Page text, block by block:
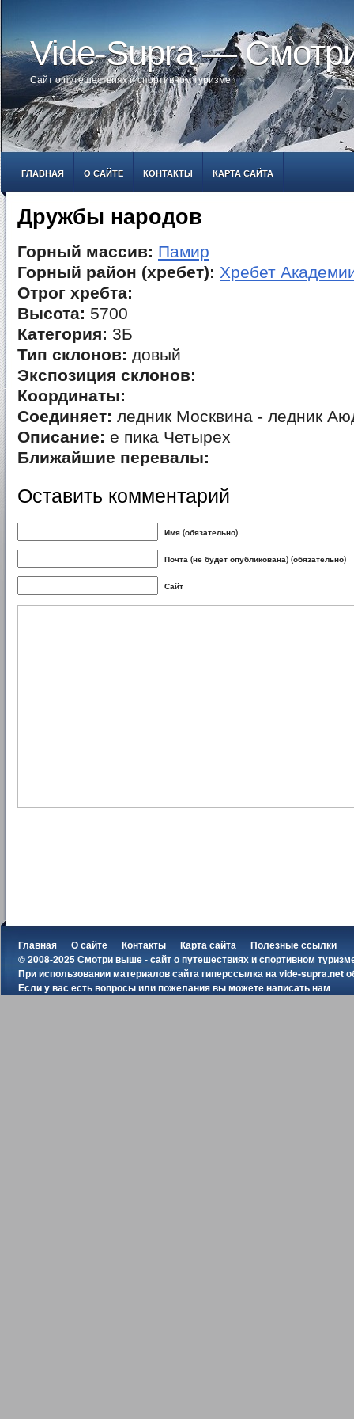
Vide-Supra —
Сайт о путешествиях и спортивном туризме
ГЛАВНАЯ О САЙТЕ КОНТАКТЫ КАРТА САЙТА
Дружбы народов
Горный массив: Памир
Горный район (хребет): Хребет
Отрог хребта:
Высота: 5700
Категория: 3Б
Тип склонов: довый
Экспозиция склонов:
Координаты:
Соединяет: ледник Москвина - ледник
Описание: е пика Четырех
Ближайшие перевалы:
Оставить комментарий
Имя (обязательно)
Почта (не будет опубликована) (обязательно)
Сайт
Главная О сайте Контакты Карта сайта
Полезные ссылки
© 2008-2025 Смотри выше - сайт о путешествиях и спортивном
При использовании материалов сайта гиперссылка наvide-supra.net
Если у вас есть вопросы или пожелания вы можетенаписать нам